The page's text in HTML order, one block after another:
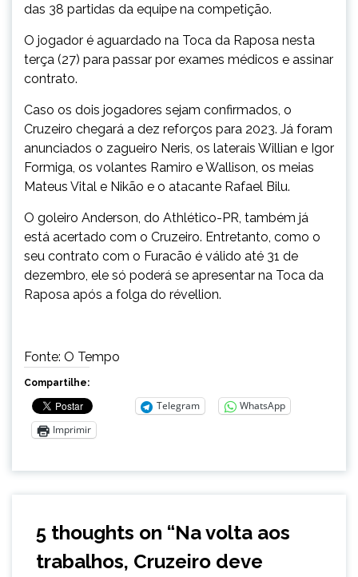
das 38 partidas da equipe na competição.
O jogador é aguardado na Toca da Raposa nesta
terça (27) para passar por exames médicos e assinar
contrato.
Caso os dois jogadores sejam confirmados, o
Cruzeiro chegará a dez reforços para 2023. Já foram
anunciados o zagueiro Neris, os laterais Willian e Igor
Formiga, os volantes Ramiro e Wallison, os meias
Mateus Vital e Nikão e o atacante Rafael Bilu.
O goleiro Anderson, do Athlético-PR, também já
está acertado com o Cruzeiro. Entretanto, como o
seu contrato com o Furacão é válido até 31 de
dezembro, ele só poderá se apresentar na Toca da
Raposa após a folga do révellion.
Fonte: O Tempo
Compartilhe:
Telegram
WhatsApp
Imprimir
5 thoughts on “Na volta aos
trabalhos, Cruzeiro deve